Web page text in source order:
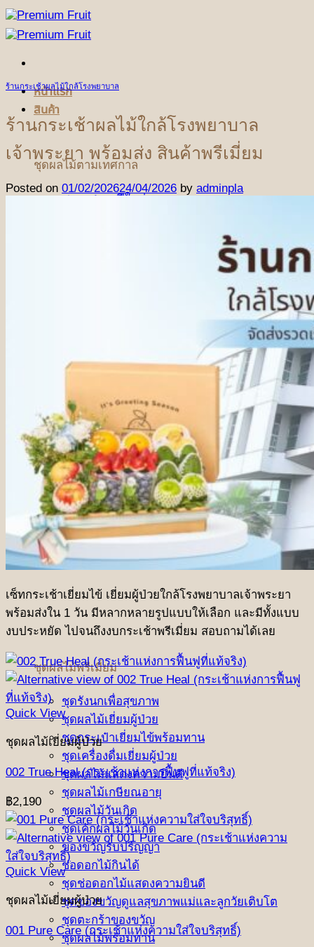
ข้าม
ไป
เนื้อหา
หน้าแรก
สินค้า
ชุดผลไม้ตามเทศกาล
ชุดเทศกาลปีใหม่
ชุดผลไม้พรีเมี่ยม
ชุดรังนกเพื่อสุขภาพ
ชุดผลไม้เยี่ยมผู้ป่วย
ชุดกระเป๋าเยี่ยมไข้พร้อมทาน
ชุดเครื่องดื่มเยี่ยมผู้ป่วย
ชุดผลไม้แสดงความยินดี
ชุดผลไม้เกษียณอายุ
ชุดผลไม้วันเกิด
ชุดเค้กผลไม้วันเกิด
ของขวัญรับปริญญา
ช่อดอกไม้กินได้
ชุดช่อดอกไม้แสดงความยินดี
ชุดของขวัญดูแลสุขภาพแม่และลูกวัยเติบโต
ชุดตะกร้าของขวัญ
ชุดผลไม้พร้อมทาน
ร้านกระเช้าผลไม้ใกล้โรงพยาบาล
ร้านกระเช้าผลไม้ใกล้โรงพยาบาล
เจ้าพระยา พร้อมส่ง สินค้าพรีเมี่ยม
Posted on 01/02/202624/04/2026 by adminpla
เซ็ทกระเช้าเยี่ยมไข้ เยี่ยมผู้ป่วยใกล้โรงพยาบาลเจ้าพระยา
พร้อมส่งใน 1 วัน มีหลากหลายรูปแบบให้เลือก และมีทั้งแบบ
งบประหยัด ไปจนถึงงบกระเช้าพรีเมี่ยม สอบถามได้เลย
Quick View
ชุดผลไม้เยี่ยมผู้ป่วย
002 True Heal (กระเช้าแห่งการฟื้นฟูที่แท้จริง)
฿2,190
Quick View
ชุดผลไม้เยี่ยมผู้ป่วย
001 Pure Care (กระเช้าแห่งความใส่ใจบริสุทธิ์)